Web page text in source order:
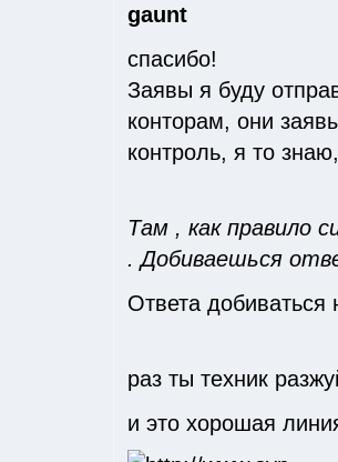
gaunt
спасибо!
Заявы я буду
конторам, они
контроль, я то
Там , как правило
. Добиваешься
Ответа добиваться
раз ты техник
и это хорошая